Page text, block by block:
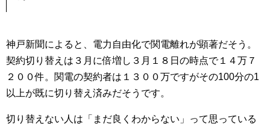
神戸新聞によると、電力自由化で関電離れが顕著だそう。
契約切り替えは３月に倍増し３月１８日の時点で１４万７
２００件。関電の契約者は１３００万ですがその100分の1
以上が既に切り替え済みだそうです。
切り替えない人は「まだ良くわからない」って思っている